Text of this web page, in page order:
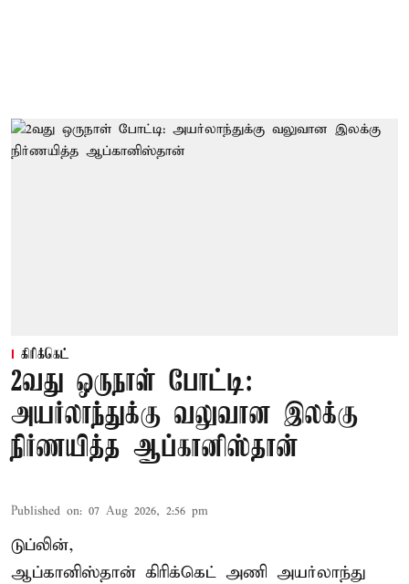
கிரிக்கெட்
2வது ஒருநாள் போட்டி:
அயர்லாந்துக்கு வலுவான இலக்கு
நிர்ணயித்த ஆப்கானிஸ்தான்
Published on: 07 Aug 2026, 2:56 pm
டுப்லின்,
ஆப்கானிஸ்தான் கிரிக்கெட் அணி அயர்லாந்து